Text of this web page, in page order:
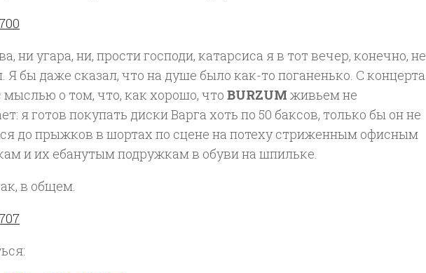
ни угара, ни, прости господи, катарсиса я в тот вечер, конечно, не
Я бы даже сказал, что на душе было как-то поганенько. С концерта
мыслью о том, что, как хорошо, что BURZUM живьем не
я готов покупать диски Варга хоть по 50 баксов, только бы он не
до прыжков в шортах по сцене на потеху стриженным офисным
и их ебанутым подружкам в обуви на шпильке.
в общем.